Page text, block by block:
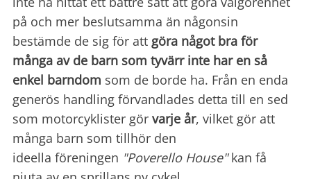
på och mer beslutsamma än någonsin
bestämde de sig för att göra något bra för
många av de barn som tyvärr inte har en så
enkel barndom som de borde ha. Från en enda
generös handling förvandlades detta till en sed
som motorcyklister gör varje år, vilket gör att
många barn som tillhör den
ideella föreningen "Poverello House"kan få